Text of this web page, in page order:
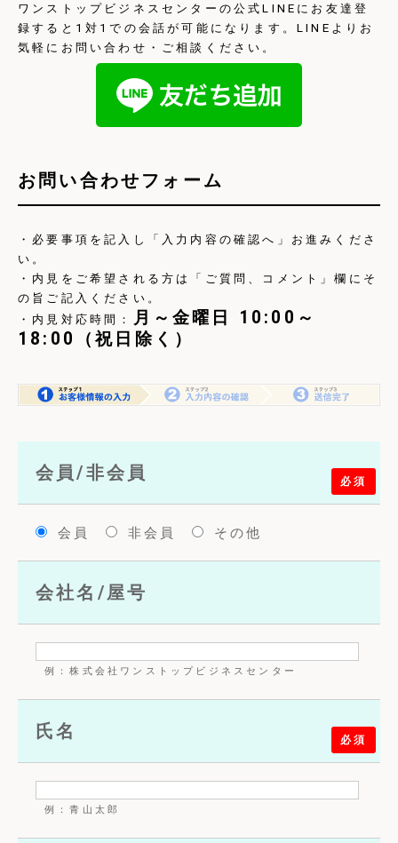
ワンストップビジネスセンターの公式LINEにお友達登
録すると1対1での会話が可能になります。LINEよりお
気軽にお問い合わせ・ご相談ください。
お問い合わせフォーム
・必要事項を記入し「入力内容の確認へ」お進みくださ
い。
・内見をご希望される方は「ご質問、コメント」欄にそ
の旨ご記入ください。
・内見対応時間：
月～金曜日 10:00～
18:00（祝日除く）
会員/非会員 必須
会員 非会員 その他
会社名/屋号
例：株式会社ワンストップビジネスセンター
氏名 必須
例：青山太郎